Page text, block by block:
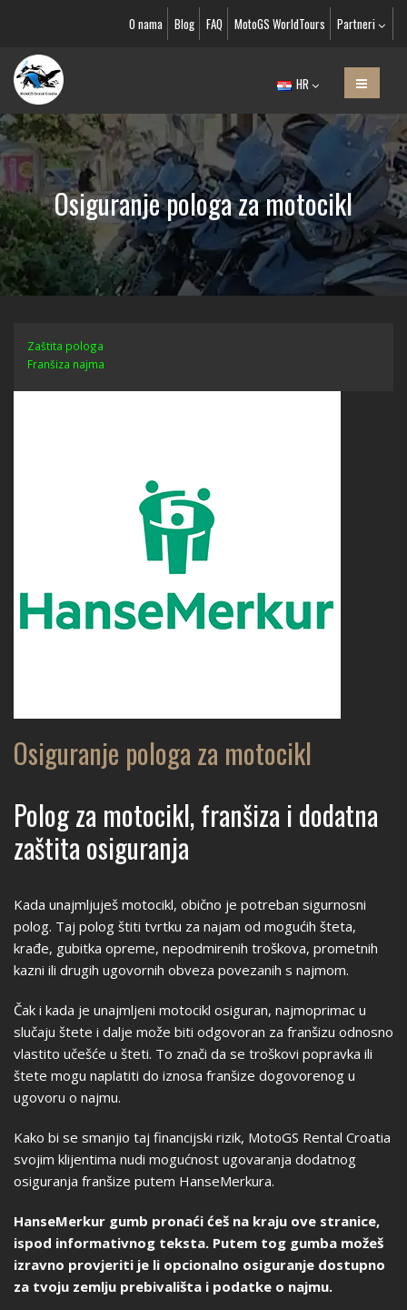
O nama Blog FAQ MotoGS WorldTours Partneri
HR
Osiguranje pologa za motocikl
Zaštita pologa
Franšiza najma
Osiguranje pologa za motocikl
Polog za motocikl, franšiza i dodatna
zaštita osiguranja
Kada unajmljuješ motocikl, obično je potreban sigurnosni
polog. Taj polog štiti tvrtku za najam od mogućih šteta,
krađe, gubitka opreme, nepodmirenih troškova, prometnih
kazni ili drugih ugovornih obveza povezanih s najmom.
Čak i kada je unajmljeni motocikl osiguran, najmoprimac u
slučaju štete i dalje može biti odgovoran za franšizu odnosno
vlastito učešće u šteti. To znači da se troškovi popravka ili
štete mogu naplatiti do iznosa franšize dogovorenog u
ugovoru o najmu.
Kako bi se smanjio taj financijski rizik, MotoGS Rental Croatia
svojim klijentima nudi mogućnost ugovaranja dodatnog
osiguranja franšize putem HanseMerkura.
HanseMerkur gumb pronaći ćeš na kraju ove stranice,
ispod informativnog teksta. Putem tog gumba možeš
izravno provjeriti je li opcionalno osiguranje dostupno
za tvoju zemlju prebivališta i podatke o najmu.